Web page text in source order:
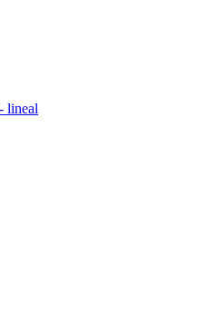
lineal